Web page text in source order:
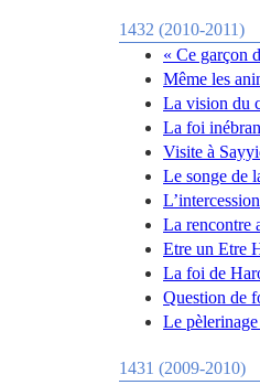
1432 (2010-2011)
« Ce garçon
Même les
La vision du
La foi
Visite à
Le songe de
La rencontre
Etre un Etre
La foi de
Question de
Le
1431 (2009-2010)